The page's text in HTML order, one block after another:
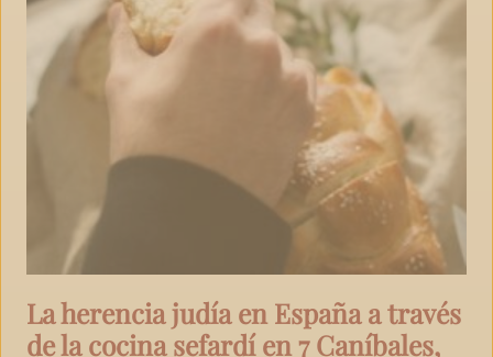
La herencia judía en España a través
de la cocina sefardí en 7 Caníbales,